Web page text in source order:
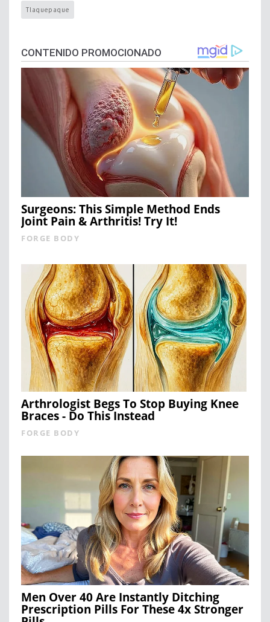
Tlaquepaque
CONTENIDO PROMOCIONADO
Surgeons: This Simple Method Ends
Joint Pain & Arthritis! Try It!
FORGE BODY
Arthrologist Begs To Stop Buying Knee
Braces - Do This Instead
FORGE BODY
Men Over 40 Are Instantly Ditching
Prescription Pills For These 4x Stronger